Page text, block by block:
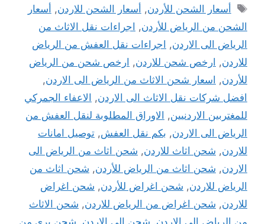
الوسوم
أسعار الشحن للأردن, أسعار الشحن للاردن, أسعار
الشحن من الرياض للأردن, اجراءات نقل الاثاث من
الرياض الى الاردن, اجراءات نقل العفش من الرياض
للاردن, ارخص شحن للاردن, ارخص شحن من الرياض
للأردن, اسعار شحن الاثاث من الرياض الى الاردن,
افضل شركات نقل الاثاث الى الاردن,
الاعفاء الجمركي
للمغتربين الاردنيين,
الاوراق المطلوبة لنقل العفش من
الرياض الى الاردن, بكم نقل العفش, توصيل امانات
للاردن, شحن اثاث للاردن, شحن اثاث من الرياض الى
الاردن, شحن اثاث من الرياض للأردن, شحن اثاث من
الرياض للاردن, شحن اغراض للأردن, شحن اغراض
للاردن, شحن اغراض من الرياض للاردن, شحن الاثاث